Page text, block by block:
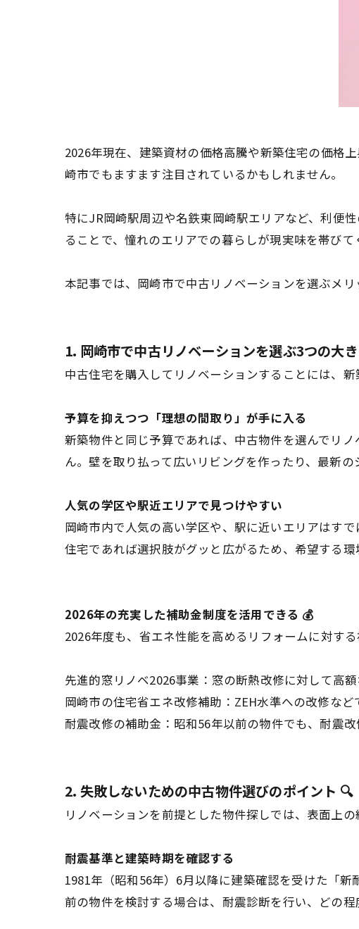
2026年現在、建築資材の価格高騰や新築住宅の価格
崎市でもますます注目されているかもしれません。
特にJR岡崎駅周辺や名鉄東岡崎駅エリアなど、利便
ることで、憧れのエリアでの暮らしが現実味を帯びて
本記事では、岡崎市で中古リノベーションを選ぶメ
1. 岡崎市で中古リノベーションを選ぶ3つの大
中古住宅を購入してリノベーションすることには、
予算を抑えつつ「理想の間取り」が手に入る
新築物件と同じ予算であれば、中古物件を選んでリ
ん。壁を取り払って広いリビングを作ったり、最新
人気の学区や駅近エリアで見つけやすい
岡崎市内で人気の高い学区や、駅に近いエリアはす
住宅であれば選択肢がグッと広がるため、希望する
2026年の充実した補助金制度を活用できる 💰
2026年度も、省エネ性能を高めるリフォームに対す
先進的窓リノベ2026事業：窓の断熱改修に対して高
岡崎市の住宅省エネ改修補助：ZEH水準への改修な
耐震改修の補助金：昭和56年以前の物件でも、耐震
2. 失敗しないための中古物件選びのポイント 🔍
リノベーションを前提とした物件探しでは、表面上
耐震基準と建築時期を確認する
1981年（昭和56年）6月以降に建築確認を受けた「
前の物件を検討する場合は、耐震診断を行い、どの